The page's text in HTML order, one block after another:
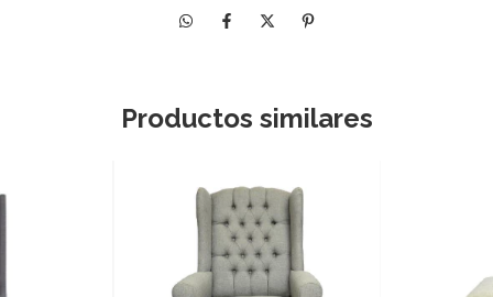
Productos similares